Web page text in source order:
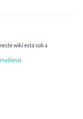
wiki está sob a